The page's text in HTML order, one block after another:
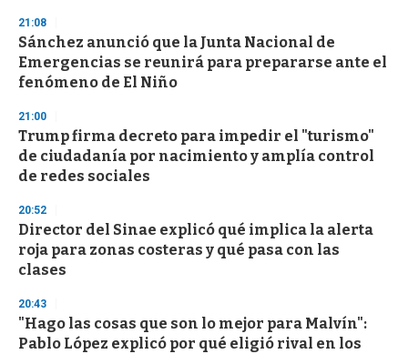
d
s
21:08
Sánchez anunció que la Junta Nacional de
Emergencias se reunirá para prepararse ante el
fenómeno de El Niño
21:00
Trump firma decreto para impedir el "turismo"
de ciudadanía por nacimiento y amplía control
de redes sociales
20:52
Director del Sinae explicó qué implica la alerta
roja para zonas costeras y qué pasa con las
clases
20:43
"Hago las cosas que son lo mejor para Malvín":
Pablo López explicó por qué eligió rival en los